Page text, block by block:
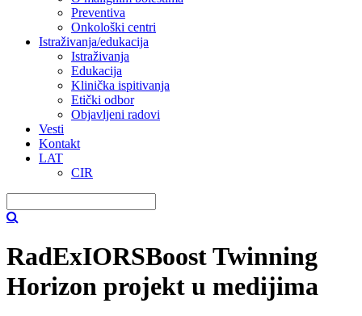
Preventiva
Onkološki centri
Istraživanja/edukacija
Istraživanja
Edukacija
Klinička ispitivanja
Etički odbor
Objavljeni radovi
Vesti
Kontakt
LAT
CIR
RadExIORSBoost Twinning
Horizon projekt u medijima